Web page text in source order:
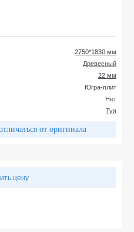
2750*1830 мм
Древесный
22 мм
Югра-плит
Нет
Туя
от оригинала
цену